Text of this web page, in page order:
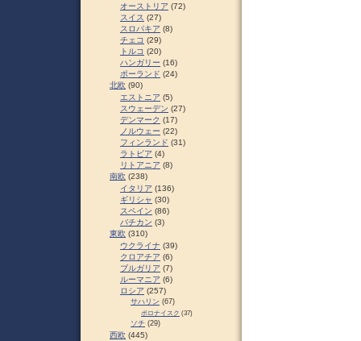
オーストリア (72)
スイス (27)
スロパキア (8)
チェコ (29)
トルコ (20)
ハンガリー (16)
ポーランド (24)
北欧 (90)
エストニア (5)
スウェーデン (27)
デンマーク (17)
ノルウェー (22)
フィンランド (31)
ラトビア (4)
リトアニア (8)
南欧 (238)
イタリア (136)
ギリシャ (30)
スペイン (86)
バチカン (3)
東欧 (310)
ウクライナ (39)
クロアチア (6)
ブルガリア (7)
ルーマニア (6)
ロシア (257)
サハリン (67)
ポロナイスク (37)
ソチ (29)
西欧 (445)